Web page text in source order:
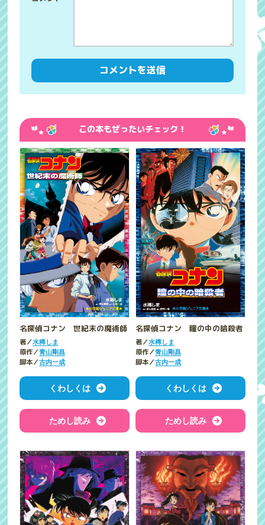
この本もぜったいチェック！
名探偵コナン 世紀末の魔術師
著／水稀しま
原作／青山剛昌
脚本／古内一成
くわしくは
ためし読み
名探偵コナン 瞳の中の暗殺者
著／水稀しま
原作／青山剛昌
脚本／古内一成
くわしくは
ためし読み